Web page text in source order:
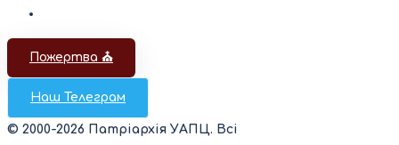
Пожертва ⛪️
Наш Телеграм
© 2000-2026 Патріархія УАПЦ. Всі